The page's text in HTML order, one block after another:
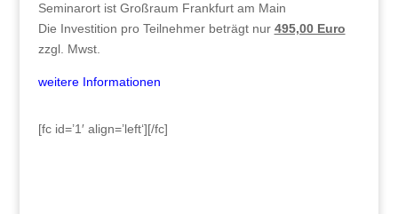
Seminarort ist Großraum Frankfurt am Main
Die Investition pro Teilnehmer beträgt nur 495,00 Euro
zzgl. Mwst.
weitere Informationen
[fc id=’1′ align=’left‘][/fc]